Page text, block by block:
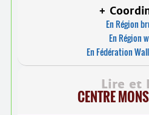
+
En Région
En Région
En Fédération
Lire et
CENTRE